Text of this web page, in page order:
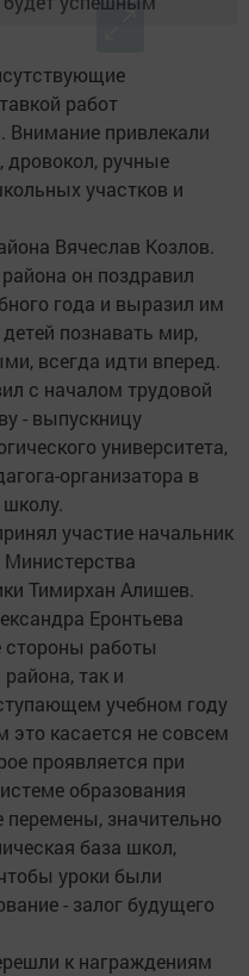
работ
Внимание привлекали
дровокол, ручные
участков и
Вячеслав Козлов.
он поздравил
года и выразил им
познавать мир,
всегда идти вперед.
с началом трудовой
- выпускницу
университета,
организатора в
участие начальник
Тимирхан Алишев.
Еронтьева
работы
так и
учебном году
это касается не совсем
проявляется при
образования
значительно
база школ,
уроки были
- залог будущего
к награждениям